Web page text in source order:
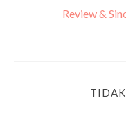
Review &